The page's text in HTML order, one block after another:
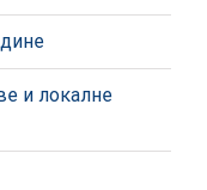
и локалне